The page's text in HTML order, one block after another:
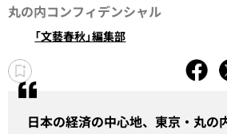
丸の内コンフィデンシャル
「文藝春秋」編集部
日本の経済の中心地、東京・丸の